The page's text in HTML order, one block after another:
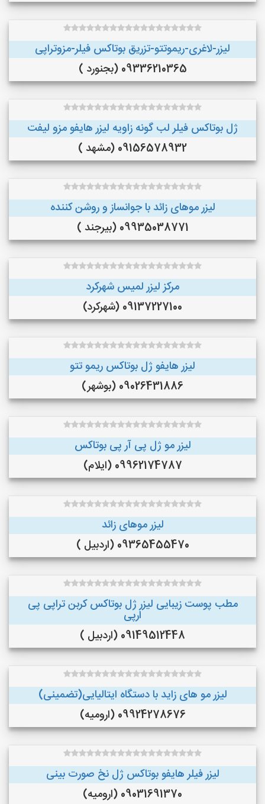
لیزر-لاغری-ریموتتو-تزریق بوتاکس فیلر-مزوتراپی
09336210365 (بجنورد )
ژل بوتاکس فیلر لب گونه زاویه لیزر هایفو مزو لیفت
09156578932 (مشهد )
لیزر موهای زائد با جوانساز و روشن کننده
09935038771 (بیرجند )
مرکز لیزر لمیس شهرکرد
09137227100 (شهرکرد)
لیزر هایفو ژل بوتاکس ریمو تتو
09026431886 (بوشهر)
لیزر مو ژل پی آر پی بوتاکس
09962174787 (ایلام)
لیزر موهای زائد
09365455470 (اردبیل )
مطب پوست زیبایی لیزر ژل بوتاکس کربن تراپی پی
ارپی
09149512448 (اردبیل )
لیزر مو های زاید با دستگاه ایتالیایی(تضمینی)
09924278676 (ارومیه)
لیزر فیلر هایفو بوتاکس ژل نخ صورت بینی
09031691370 (ارومیه)